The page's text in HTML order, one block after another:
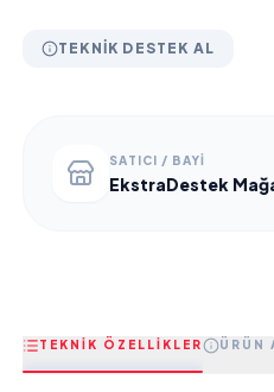
TEKNIK DESTEK AL
SATICI / BAYI
EkstraDestek
TEKNİK ÖZELLİKLER ÜRÜN